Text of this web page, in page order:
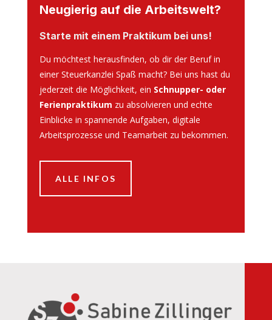
Neugierig auf die Arbeitswelt?
Starte mit einem Praktikum bei uns!
Du möchtest herausfinden, ob dir der Beruf in
einer Steuerkanzlei Spaß macht? Bei uns hast du
jederzeit die Möglichkeit, ein Schnupper- oder
Ferienpraktikum zu absolvieren und echte
Einblicke in spannende Aufgaben, digitale
Arbeitsprozesse und Teamarbeit zu bekommen.
ALLE INFOS